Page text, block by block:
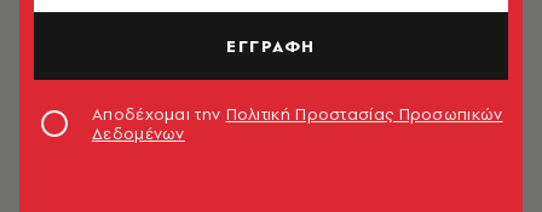
ΕΓΓΡΑΦΗ
Αποδέχομαι την Πολιτική Προστασίας Προσωπικών
Δεδομένων